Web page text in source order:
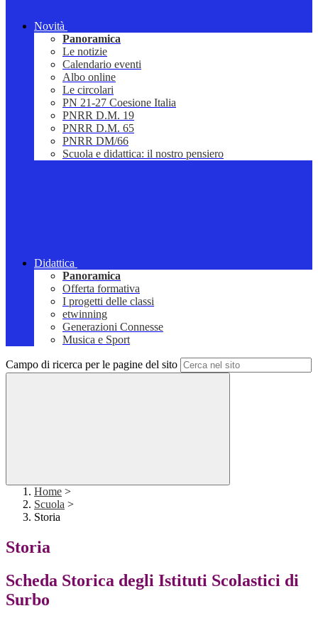
Novità
Panoramica
Le notizie
Calendario eventi
Albo online
Le circolari
PN 21-27 Coesione Italia
PNRR D.M. 19
PNRR D.M. 65
PNRR DM/66
Scuola e didattica: il nostro pensiero
Didattica
Panoramica
Offerta formativa
I progetti delle classi
etwinning
Generazioni Connesse
Musica e Sport
Campo di ricerca per le pagine del sito
Home >
Scuola >
Storia
Storia
Scheda Storica degli Istituti Scolastici di
Surbo